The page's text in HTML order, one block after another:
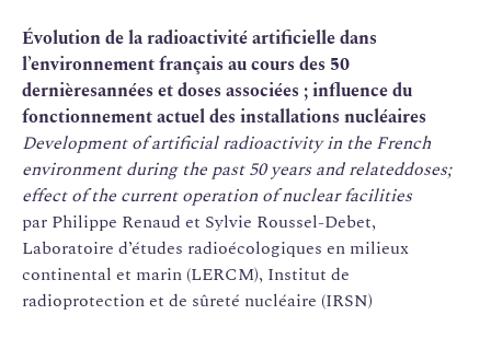
Évolution de la radioactivité artificielle dans
l’environnement français au cours des 50
dernièresannées et doses associées ; influence du
fonctionnement actuel des installations nucléaires
Development of artificial radioactivity in the French
environment during the past 50 years and relateddoses;
effect of the current operation of nuclear facilities
par Philippe Renaud et Sylvie Roussel-Debet,
Laboratoire d’études radioécologiques en milieux
continental et marin (LERCM), Institut de
radioprotection et de sûreté nucléaire (IRSN)